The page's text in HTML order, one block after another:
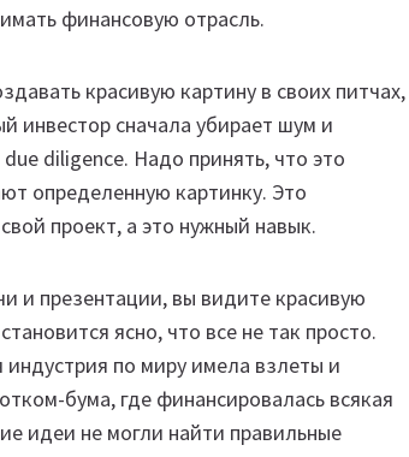
финансовую отрасль.
красивую картину в своих питчах,
инвестор сначала убирает шум и
diligence. Надо принять, что это
определенную картинку. Это
проект, а это нужный навык.
и презентации, вы видите красивую
ясно, что все не так просто.
по миру имела взлеты и
бума, где финансировалась всякая
идеи не могли найти правильные